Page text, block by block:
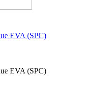
EVA (SPC)
EVA (SPC)